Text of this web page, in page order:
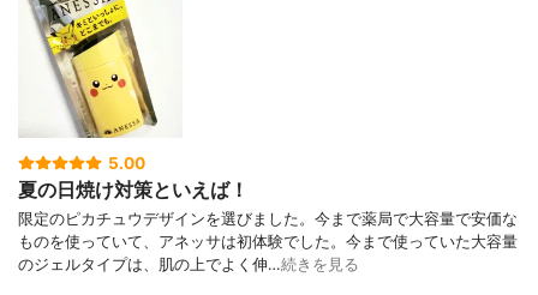
5.00
夏の日焼け対策といえば！
限定のピカチュウデザインを選びました。今まで薬局で大容量で安価な
ものを使っていて、アネッサは初体験でした。今まで使っていた大容量
のジェルタイプは、肌の上でよく伸…続きを見る